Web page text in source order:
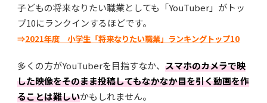
子どもの将来なりたい職業としても「YouTuber」がトッ
プ10にランクインするほどです。
⇒2021年度 小学生「将来なりたい職業」ランキングトップ10
多くの方がYouTuberを目指すなか、 スマホのカメラで映
した映像をそのまま投稿してもなかなか目を引く動画を作
ることは難しいかもしれません。